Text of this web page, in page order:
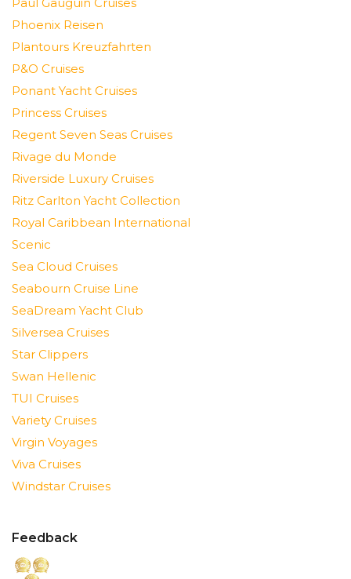
Phoenix Reisen
Plantours Kreuzfahrten
P&O Cruises
Ponant Yacht Cruises
Princess Cruises
Regent Seven Seas Cruises
Rivage du Monde
Riverside Luxury Cruises
Ritz Carlton Yacht Collection
Royal Caribbean International
Scenic
Sea Cloud Cruises
Seabourn Cruise Line
SeaDream Yacht Club
Silversea Cruises
Star Clippers
Swan Hellenic
TUI Cruises
Variety Cruises
Virgin Voyages
Viva Cruises
Windstar Cruises
Feedback